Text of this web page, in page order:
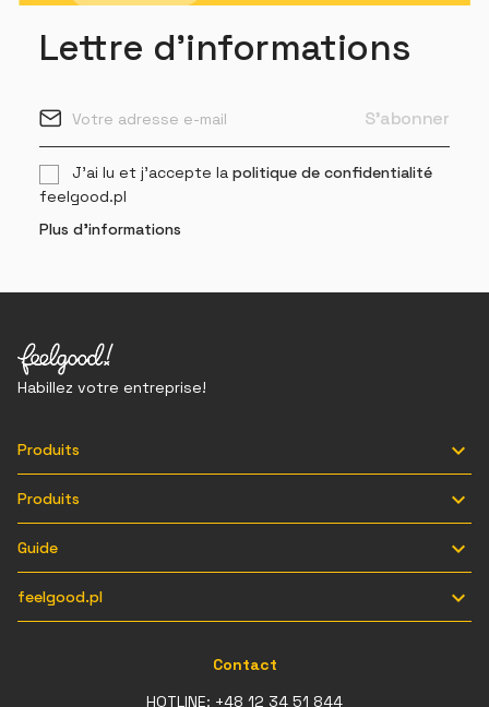
Lettre d'informations
J'ai lu et j'accepte la politique de confidentialité
feelgood.pl
Plus d'informations
Habillez votre entreprise!
Produits 
Produits 
Guide 
feelgood.pl 
Contact
HOTLINE: +48 12 34 51 844